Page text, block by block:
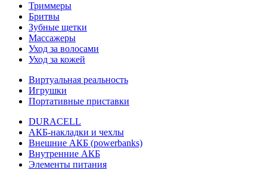
Триммеры
Бритвы
Зубные щетки
Массажеры
Уход за волосами
Уход за кожей
Виртуальная реальность
Игрушки
Портативные приставки
DURACELL
АКБ-накладки и чехлы
Внешние АКБ (powerbanks)
Внутренние АКБ
Элементы питания